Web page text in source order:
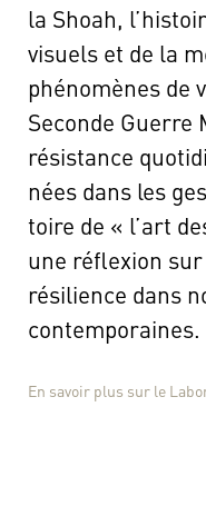
la Shoah,
visuels et de la
phé­no­mènes de
Seconde Guerre
résis­tance
nées dans les
toire de « l’art
une réflexion
résilience dans
contemporaines.
En savoir plus sur le